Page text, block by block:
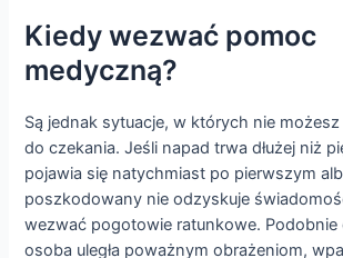
Kiedy wezwać pomoc
medyczną?
Są jednak sytuacje, w których nie
do czekania. Jeśli napad trwa dłużej niż
pojawia się natychmiast po pierwszym
poszkodowany nie odzyskuje
wezwać pogotowie ratunkowe. Podobnie
osoba uległa poważnym obrażeniom,